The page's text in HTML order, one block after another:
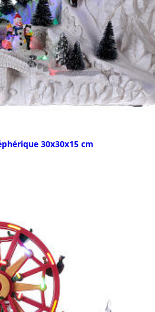
30x30x15 cm